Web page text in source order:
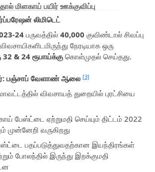
மிளகாய் பயிர் ஊக்குவிப்பு
லிமிடெட்
24பருவத்தில்40,000 குவிண்டால் சிவப்பு
நேரடியாக ஒரு
32 & 24 ரூபாய்க்கு கொள்முதல் செய்தது.
பஞ்சாப் வேளாண் ஆலை [3]
விவசாயத் துறையில் புரட்சியை
பேஸ்ட்டை ஏற்றுமதி செய்யும் திட்டம் 2022
முன்னேறி வருகிறது
பதப்படுத்துவதற்கான இயந்திரங்கள்
போலந்தில் இருந்து இறக்குமதி